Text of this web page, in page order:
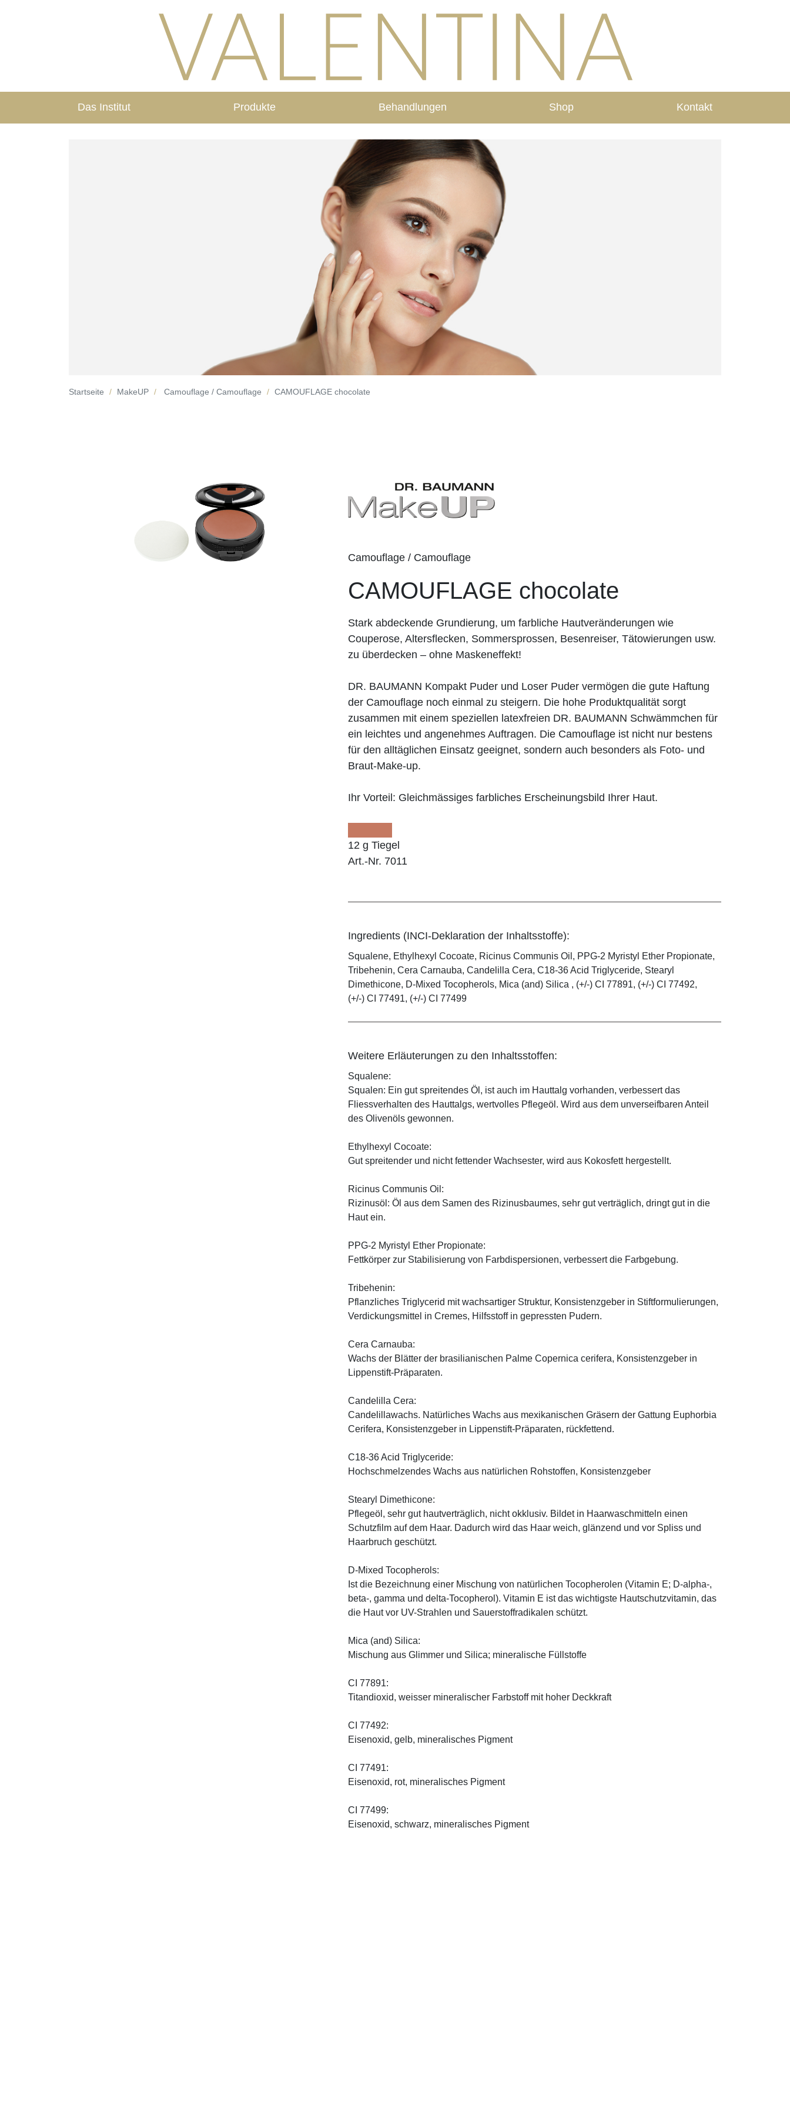
Das Institut Produkte Behandlungen Shop Kontakt
Startseite MakeUP Camouflage / Camouflage CAMOUFLAGE chocolate
Camouflage / Camouflage
CAMOUFLAGE chocolate
Stark abdeckende Grundierung, um farbliche Hautveränderungen wie
Couperose, Altersflecken, Sommersprossen, Besenreiser, Tätowierungen usw.
zu überdecken – ohne Maskeneffekt!
DR. BAUMANN Kompakt Puder und Loser Puder vermögen die gute Haftung
der Camouflage noch einmal zu steigern. Die hohe Produktqualität sorgt
zusammen mit einem speziellen latexfreien DR. BAUMANN Schwämmchen für
ein leichtes und angenehmes Auftragen. Die Camouflage ist nicht nur bestens
für den alltäglichen Einsatz geeignet, sondern auch besonders als Foto- und
Braut-Make-up.
Ihr Vorteil: Gleichmässiges farbliches Erscheinungsbild Ihrer Haut.
12 g Tiegel
Art.-Nr. 7011
Ingredients (INCI-Deklaration der Inhaltsstoffe):
Squalene, Ethylhexyl Cocoate, Ricinus Communis Oil, PPG-2 Myristyl Ether Propionate,
Tribehenin, Cera Carnauba, Candelilla Cera, C18-36 Acid Triglyceride, Stearyl
Dimethicone, D-Mixed Tocopherols, Mica (and) Silica , (+/-) CI 77891, (+/-) CI 77492,
(+/-) CI 77491, (+/-) CI 77499
Weitere Erläuterungen zu den Inhaltsstoffen:
Squalene:
Squalen: Ein gut spreitendes Öl, ist auch im Hauttalg vorhanden, verbessert das
Fliessverhalten des Hauttalgs, wertvolles Pflegeöl. Wird aus dem unverseifbaren Anteil
des Olivenöls gewonnen.
Ethylhexyl Cocoate:
Gut spreitender und nicht fettender Wachsester, wird aus Kokosfett hergestellt.
Ricinus Communis Oil:
Rizinusöl: Öl aus dem Samen des Rizinusbaumes, sehr gut verträglich, dringt gut in die
Haut ein.
PPG-2 Myristyl Ether Propionate:
Fettkörper zur Stabilisierung von Farbdispersionen, verbessert die Farbgebung.
Tribehenin:
Pflanzliches Triglycerid mit wachsartiger Struktur, Konsistenzgeber in Stiftformulierungen,
Verdickungsmittel in Cremes, Hilfsstoff in gepressten Pudern.
Cera Carnauba:
Wachs der Blätter der brasilianischen Palme Copernica cerifera, Konsistenzgeber in
Lippenstift-Präparaten.
Candelilla Cera:
Candelillawachs. Natürliches Wachs aus mexikanischen Gräsern der Gattung Euphorbia
Cerifera, Konsistenzgeber in Lippenstift-Präparaten, rückfettend.
C18-36 Acid Triglyceride:
Hochschmelzendes Wachs aus natürlichen Rohstoffen, Konsistenzgeber
Stearyl Dimethicone:
Pflegeöl, sehr gut hautverträglich, nicht okklusiv. Bildet in Haarwaschmitteln einen
Schutzfilm auf dem Haar. Dadurch wird das Haar weich, glänzend und vor Spliss und
Haarbruch geschützt.
D-Mixed Tocopherols:
Ist die Bezeichnung einer Mischung von natürlichen Tocopherolen (Vitamin E; D-alpha-,
beta-, gamma und delta-Tocopherol). Vitamin E ist das wichtigste Hautschutzvitamin, das
die Haut vor UV-Strahlen und Sauerstoffradikalen schützt.
Mica (and) Silica:
Mischung aus Glimmer und Silica; mineralische Füllstoffe
CI 77891:
Titandioxid, weisser mineralischer Farbstoff mit hoher Deckkraft
CI 77492:
Eisenoxid, gelb, mineralisches Pigment
CI 77491:
Eisenoxid, rot, mineralisches Pigment
CI 77499:
Eisenoxid, schwarz, mineralisches Pigment